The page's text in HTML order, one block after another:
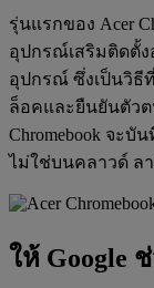
รุ่นแรกของ Acer
อุปกรณ์เสริมติดตั้
อุปกรณ์ ซึ่งเป็นวิธี
ล็อคและยืนยันตัวต
Chromebook จะบั
ไม่ใช่บนคลาวด์ ล
ให้ Google